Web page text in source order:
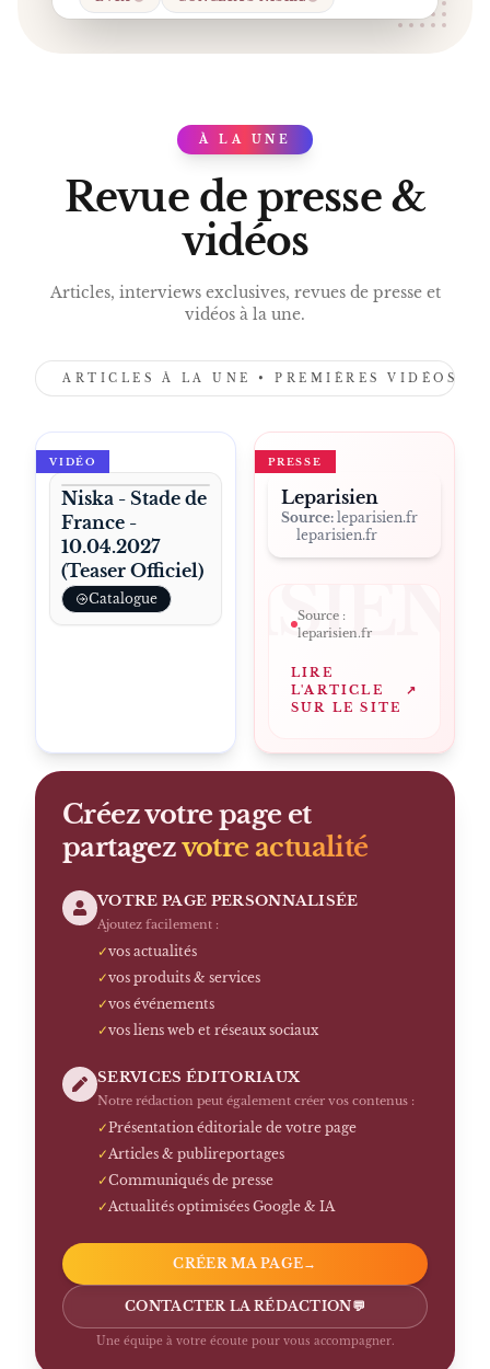
PRESS
À LA UNE
Revue de presse &
vidéos
Articles, interviews exclusives, revues de presse et
vidéos à la une.
ARTICLES À LA UNE • PREMIÈRES VIDÉOS •
VIDÉO
Niska - Stade de
France -
10.04.2027
(Teaser Officiel)
Catalogue
PRESSE
Leparisien
Source: leparisien.fr
leparisien.fr
LEPARISIEN
Source :
leparisien.fr
LIRE
L'ARTICLE
SUR LE SITE
↗
Créez votre page et
partagezvotre actualité
VOTRE PAGE PERSONNALISÉE
Ajoutez facilement :
✓vos actualités
✓vos produits & services
✓vos événements
✓vos liens web et réseaux sociaux
SERVICES ÉDITORIAUX
Notre rédaction peut également créer vos contenus :
✓Présentation éditoriale de votre page
✓ Articles & publireportages
✓Communiqués de presse
✓ Actualités optimisées Google & IA
CRÉER MA PAGE→
CONTACTER LA RÉDACTION💬
Une équipe à votre écoute pour vous accompagner.